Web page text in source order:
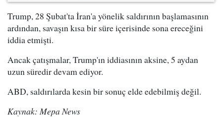
Trump, 28 Şubat'ta İran'a yönelik saldırının başlamasının
ardından, savaşın kısa bir süre içerisinde sona ereceğini
iddia etmişti.
Ancak çatışmalar, Trump'ın iddiasının aksine, 5 aydan
uzun süredir devam ediyor.
ABD, saldırılarda kesin bir sonuç elde edebilmiş değil.
Kaynak: Mepa News